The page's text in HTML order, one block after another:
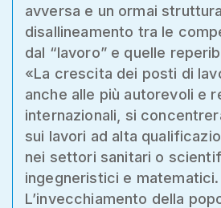
avversa e un ormai
disallineamento tra le
dal “lavoro” e quelle
«La crescita dei posti di
anche alle più autorevoli e
internazionali, si
sui lavori ad alta
nei settori sanitari o
ingegneristici e matematici.
L’invecchiamento della